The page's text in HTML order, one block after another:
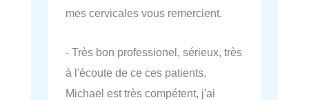
mes cervicales vous remercient.
- Très bon professionel, sérieux, très
à l'écoute de ce ces patients.
Michael est très compétent, j'ai